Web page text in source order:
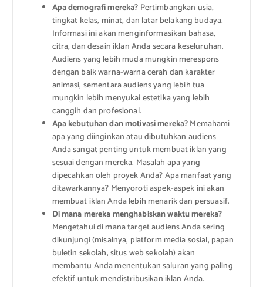
Apa demografi mereka? Pertimbangkan usia,
tingkat kelas, minat, dan latar belakang budaya.
Informasi ini akan menginformasikan bahasa,
citra, dan desain iklan Anda secara keseluruhan.
Audiens yang lebih muda mungkin merespons
dengan baik warna-warna cerah dan karakter
animasi, sementara audiens yang lebih tua
mungkin lebih menyukai estetika yang lebih
canggih dan profesional.
Apa kebutuhan dan motivasi mereka?Memahami
apa yang diinginkan atau dibutuhkan audiens
Anda sangat penting untuk membuat iklan yang
sesuai dengan mereka. Masalah apa yang
dipecahkan oleh proyek Anda? Apa manfaat yang
ditawarkannya? Menyoroti aspek-aspek ini akan
membuat iklan Anda lebih menarik dan persuasif.
Di mana mereka menghabiskan waktu mereka?
Mengetahui di mana target audiens Anda sering
dikunjungi (misalnya, platform media sosial, papan
buletin sekolah, situs web sekolah) akan
membantu Anda menentukan saluran yang paling
efektif untuk mendistribusikan iklan Anda.